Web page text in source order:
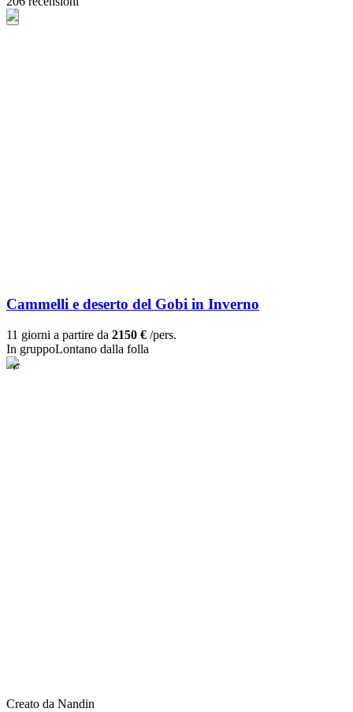
Cammelli e deserto del Gobi in Inverno
11 giorni a partire da 2150 € /pers.
In gruppoLontano dalla folla
Creato da Nandin